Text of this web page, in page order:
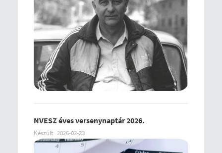
NVESZ éves versenynaptár 2026.
Készült 2026-02-23